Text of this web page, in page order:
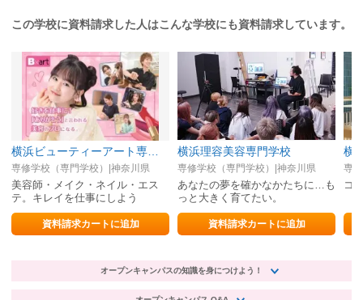
この学校に資料請求した人はこんな学校にも資料請求しています。
専修学校（専門学校）|神奈川県
美容師・メイク・ネイル・エス
テ。キレイを仕事にしよう
資料請求カートに追加
横浜理容美容専門学校
専修学校（専門学校）|神奈川県
あなたの夢を確かなかたちに…も
っと大きく育てたい。
資料請求カートに追加
専
コ
オープンキャンパスの知識を身につけよう！